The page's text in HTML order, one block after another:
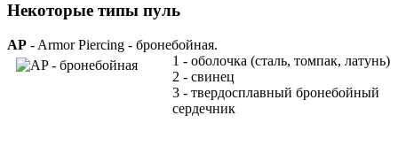
Некоторые типы пуль
AP - Armor Piercing - бронебойная.
1 - оболочка (сталь, томпак, латунь)
2 - свинец
3 - твердосплавный бронебойный
сердечник